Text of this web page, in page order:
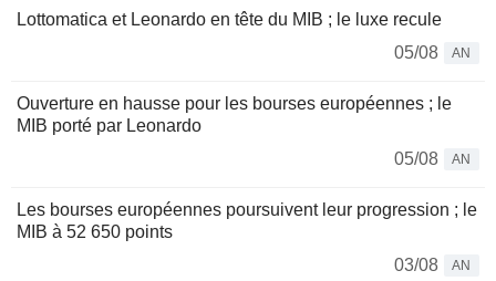
Lottomatica et Leonardo en tête du MIB ; le luxe recule
05/08
AN
Ouverture en hausse pour les bourses européennes ; le
MIB porté par Leonardo
05/08
AN
Les bourses européennes poursuivent leur progression ; le
MIB à 52 650 points
03/08
AN